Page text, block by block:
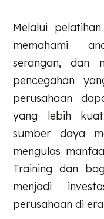
Melalui
memahami
serangan, dan
pencegahan
perusahaan
yang lebih
sumber daya
mengulas
Training dan
menjadi
perusahaan di